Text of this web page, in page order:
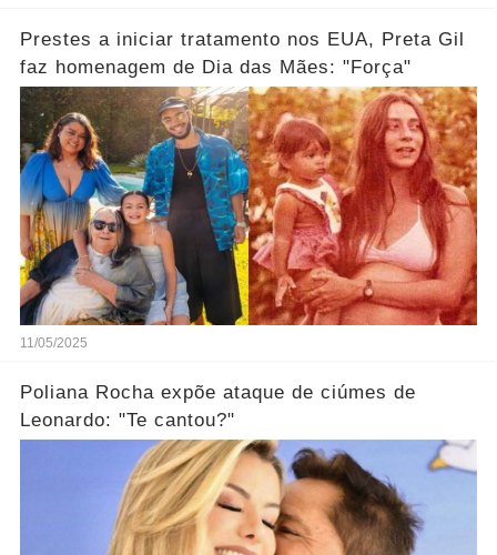
Prestes a iniciar tratamento nos EUA, Preta Gil
faz homenagem de Dia das Mães: "Força"
11/05/2025
Poliana Rocha expõe ataque de ciúmes de
Leonardo: "Te cantou?"